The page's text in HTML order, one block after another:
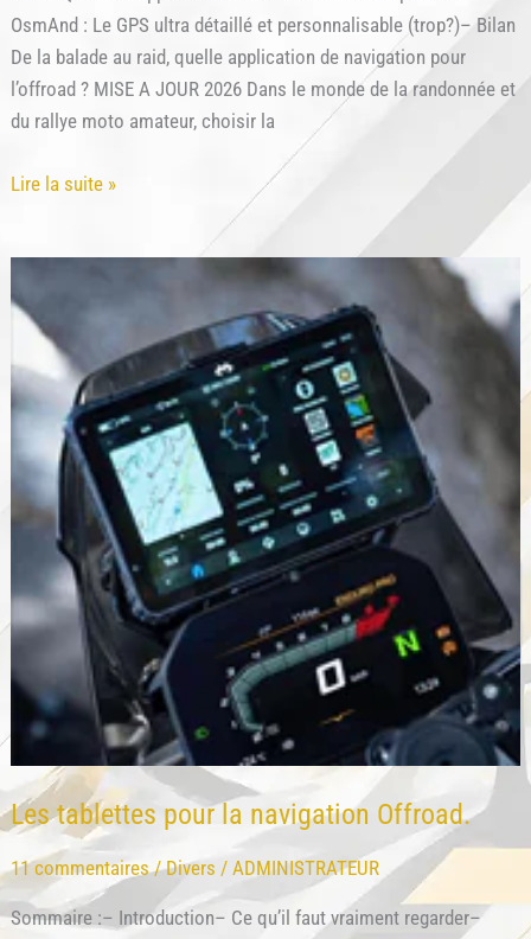
5)
OsmAnd : Le GPS ultra détaillé et personnalisable (trop?)– Bilan
De la balade au raid, quelle application de navigation pour
l’offroad ? MISE A JOUR 2026 Dans le monde de la randonnée et
du rallye moto amateur, choisir la
DMD2
ALPINQUEST
Lire la suite »
Les tablettes pour la navigation Offroad.
11 commentaires /Divers /ADMINISTRATEUR
Sommaire :– Introduction– Ce qu’il faut vraiment regarder–